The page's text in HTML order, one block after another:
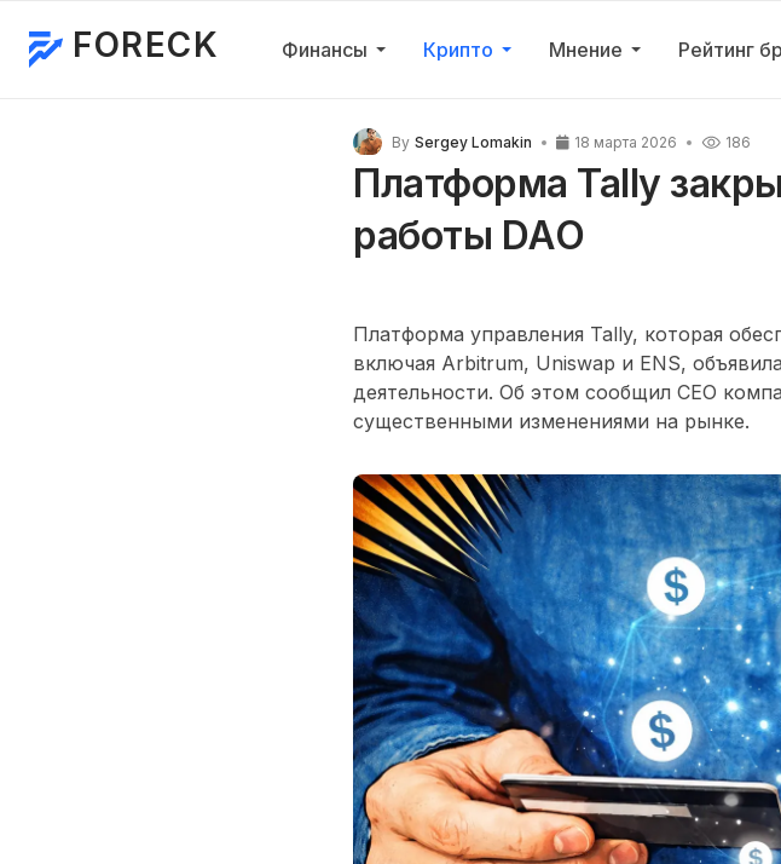
FORECK Финансы Крипто Мнение Рейтинг
By Sergey Lomakin 18 марта 2026 186
Платформа Tally
работы DAO
Платформа управления Tally, которая
включая Arbitrum, Uniswap и ENS,
деятельности. Об этом сообщил CEO
существенными изменениями на рынке.